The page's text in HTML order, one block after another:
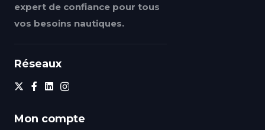
expert de confiance pour tous
vos besoins nautiques.
Réseaux
Mon compte